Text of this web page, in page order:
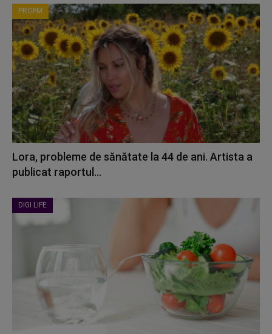
PROFM
Lora, probleme de sănătate la 44 de ani. Artista a
publicat raportul...
DIGI LIFE